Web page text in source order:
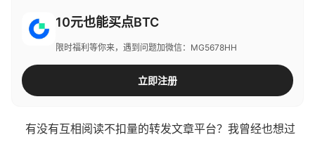
10元也能买点BTC
限时福利等你来，遇到问题加微信：MG5678HH
立即注册
有没有互相阅读不扣量的转发文章平台？我曾经也想过